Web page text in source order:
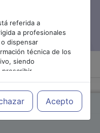
referida a
a profesionales
dispensar
técnica de los
siendo
prescribir
el tratamiento más
Acepto